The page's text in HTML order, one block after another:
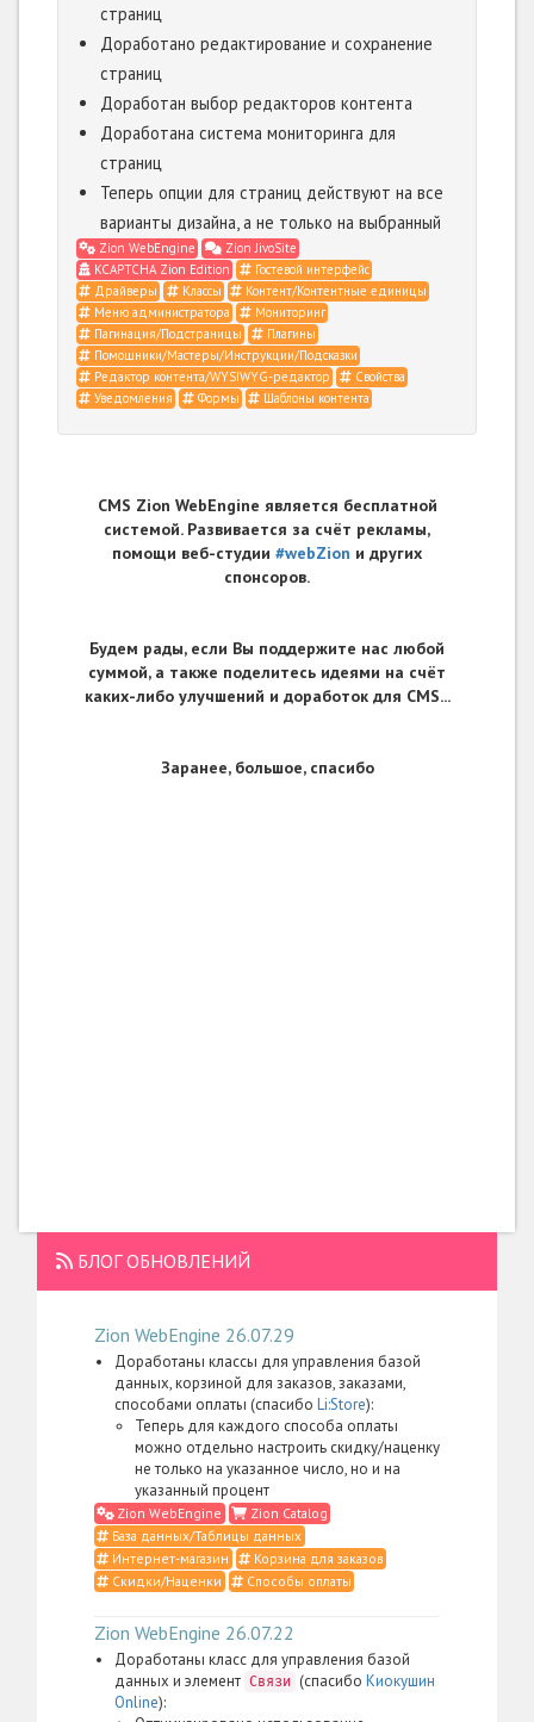
страниц
Доработано редактирование и сохранение
страниц
Доработан выбор редакторов контента
Доработана система мониторинга для
страниц
Теперь опции для страниц действуют на все
варианты дизайна, а не только на выбранный
Zion WebEngine
Zion JivoSite
KCAPTCHA Zion Edition
Гостевой интерфейс
Драйверы
Классы
Контент/Контентные единицы
Меню администратора
Мониторинг
Пагинация/Подстраницы
Плагины
Помощники/Мастеры/Инструкции/Подсказки
Редактор контента/WYSIWYG-редактор
Свойства
Уведомления
Формы Шаблоны контента
CMS Zion WebEngine является бесплатной
системой. Развивается за счёт рекламы,
помощи веб-студии #webZion и других
спонсоров.
Будем рады, если Вы поддержите нас любой
суммой, а также поделитесь идеями на счёт
каких-либо улучшений и доработок для CMS...
Заранее, большое, спасибо
БЛОГ ОБНОВЛЕНИЙ
Zion WebEngine 26.07.29
Доработаны классы для управления базой
данных, корзиной для заказов, заказами,
способами оплаты (спасибо Li:Store):
Теперь для каждого способа оплаты
можно отдельно настроить скидку/наценку
не только на указанное число, но и на
указанный процент
Zion WebEngine
Zion Catalog
База данных/Таблицы данных
Интернет-магазин
Корзина для заказов
Скидки/Наценки
Способы оплаты
Zion WebEngine 26.07.22
Доработаны класс для управления базой
данных и элемент Связи (спасибо Киокушин
Online):